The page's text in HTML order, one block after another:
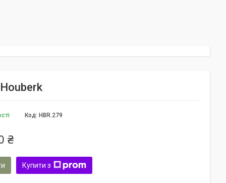
Код: HBR.279
₴
Купити з